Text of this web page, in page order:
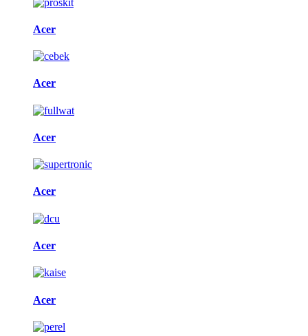
Acer
Acer
Acer
Acer
Acer
Acer